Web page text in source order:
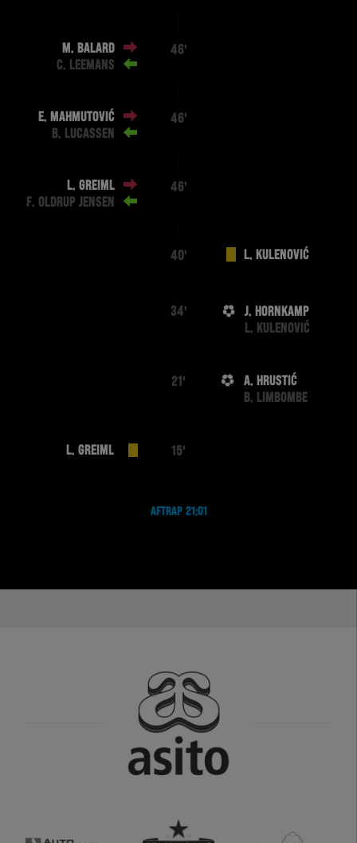
M. BALARD
C. LEEMANS
46'
E. MAHMUTOVIĆ
B. LUCASSEN
46'
L. GREIML
F. OLDRUP JENSEN
46'
40' L. KULENOVIĆ
34'
J. HORNKAMP
L. KULENOVIĆ
21'
A. HRUSTIĆ
B. LIMBOMBE
L. GREIML 15'
AFTRAP 21:01